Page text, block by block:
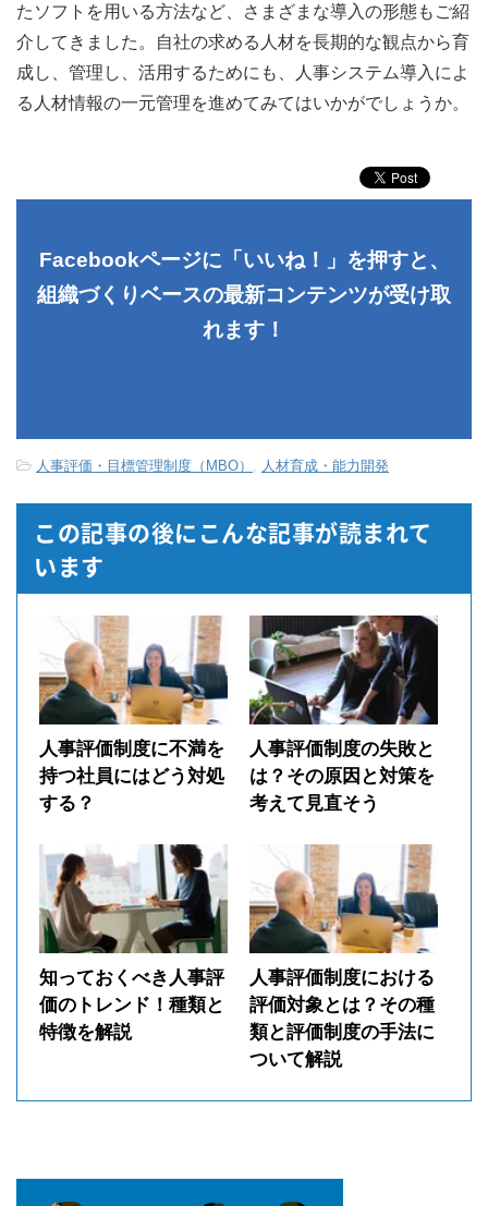
たソフトを用いる方法など、さまざまな導入の形態もご紹
介してきました。自社の求める人材を長期的な観点から育
成し、管理し、活用するためにも、人事システム導入によ
る人材情報の一元管理を進めてみてはいかがでしょうか。
Facebookページに「いいね！」を押すと、
組織づくりベースの最新コンテンツが受け取
れます！
人事評価・目標管理制度（MBO） 人材育成・能力開発
この記事の後にこんな記事が読まれて
います
人事評価制度に不満を
持つ社員にはどう対処
する？
人事評価制度の失敗と
は？その原因と対策を
考えて見直そう
知っておくべき人事評
価のトレンド！種類と
特徴を解説
人事評価制度における
評価対象とは？その種
類と評価制度の手法に
ついて解説